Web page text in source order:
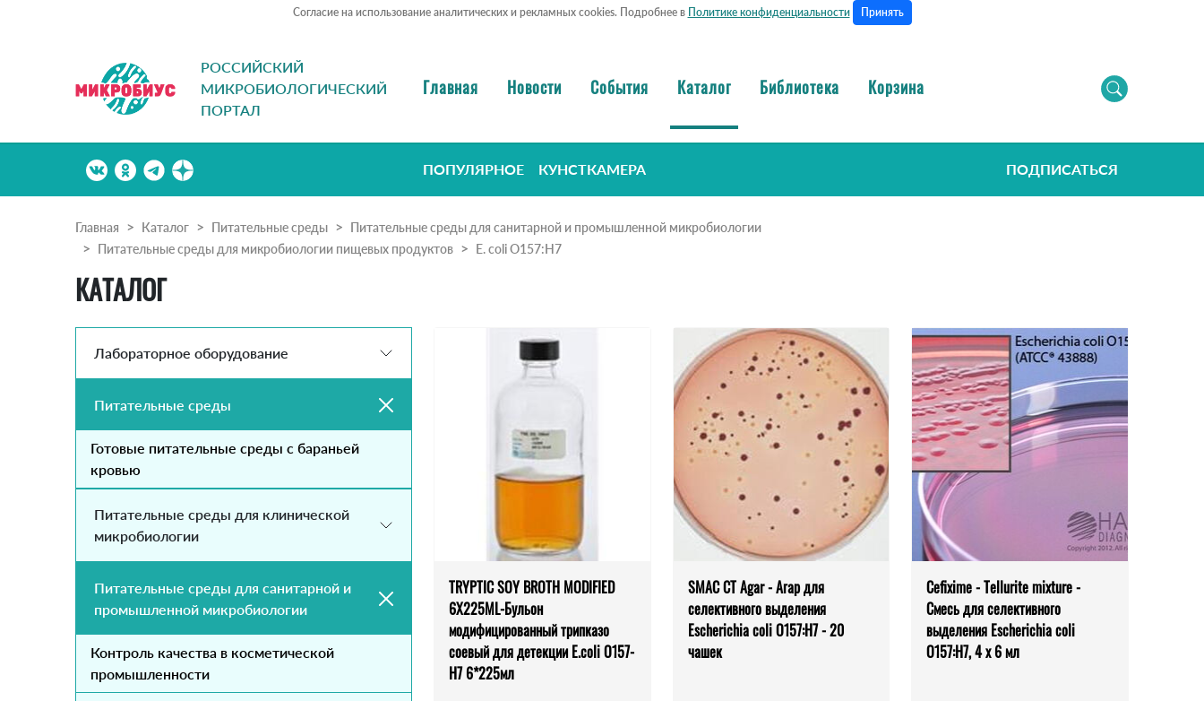
Согласие на использование аналитических и рекламных cookies. Подробнее в Политике конфиденциальности Принять
РОССИЙСКИЙ
МИКРОБИОЛОГИЧЕСКИЙ
ПОРТАЛ
Главная Новости События Каталог Библиотека Корзина
ПОПУЛЯРНОЕ КУНСТКАМЕРА ПОДПИСАТЬСЯ
Главная Каталог Питательные среды
Питательные среды для санитарной и промышленной микробиологии
Питательные среды для микробиологии пищевых продуктов
E. coli O157:H7
КАТАЛОГ
Лабораторное оборудование
Питательные среды
Готовые питательные среды с бараньей
кровью
Питательные среды для клинической
микробиологии
Питательные среды для санитарной и
промышленной микробиологии
Контроль качества в косметической
промышленности
TRYPTIC SOY BROTH MODIFIED
6X225ML-Бульон
модифицированный трипказо
соевый для детекции E.coli O157-
H7 6*225мл
SMAC CT Аgar - Агар для
селективного выделения
Escherichia coli O157:H7 - 20
чашек
Cefixime - Tellurite mixture -
Смесь для селективного
выделения Escherichia coli
O157:H7, 4 х 6 мл